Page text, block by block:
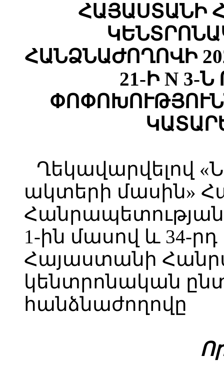
ՀԱՅԱՍՏԱՆԻ
ՀԱՆՁՆԱԺՈՂՈՎԻ
21-Ի N 3-
Ղեկավարվելով
ակտերի մասին»
Հանրապետության
1-ին մասով և 34-
Հայաստանի
կենտրոնական
հանձնաժողովը
Ո